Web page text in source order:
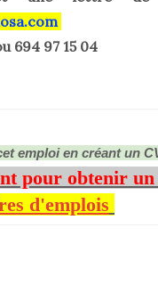
694 97 15 04
emploi en créant un
pour obtenir
d'emplois